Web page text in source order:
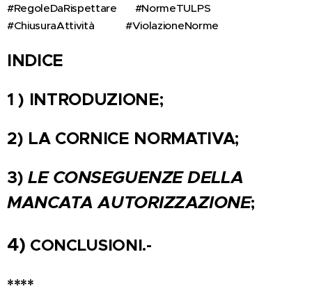
#RegoleDaRispettare 📏 #NormeTULPS 📚
#ChiusuraAttività 🚪🔴 #ViolazioneNorme 👎
INDICE
1 ) INTRODUZIONE;
2) LA CORNICE NORMATIVA;
3)LE CONSEGUENZE DELLA
MANCATA AUTORIZZAZIONE;
4) CONCLUSIONI.-
****